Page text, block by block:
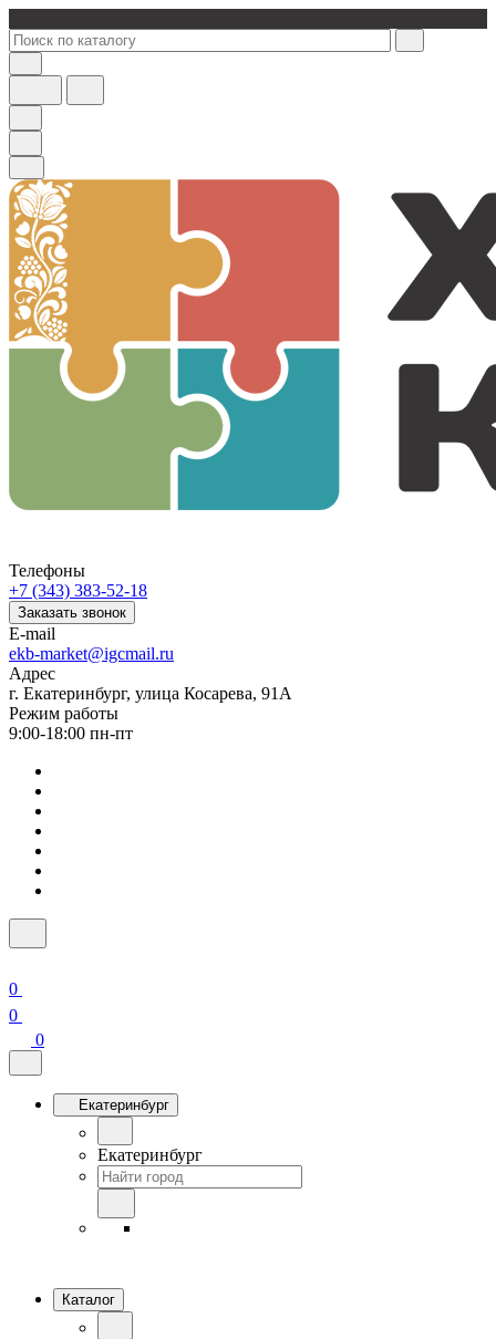
Телефоны
+7 (343) 383-52-18
Заказать звонок
E-mail
ekb-market@igcmail.ru
Адрес
г. Екатеринбург, улица Косарева, 91А
Режим работы
9:00-18:00 пн-пт
0
0
0
Екатеринбург
Екатеринбург
Каталог